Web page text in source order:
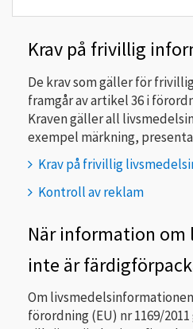
Krav på frivillig
De krav som gäller för
framgår av artikel 36 i
Kraven gäller all
exempel märkning,
Krav på frivillig
Kontroll av reklam
När information om
inte är
Om
förordning (EU) nr 1169/